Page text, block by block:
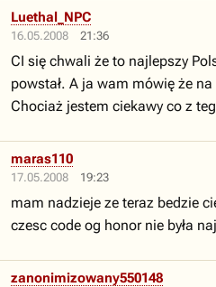
16.05.2008 21:36
Luethal_NPC
CI się chwali że to najlepszy
powstał. A ja wam mówię że
Chociaż jestem ciekawy co z
17.05.2008 19:23
maras110
mam nadzieje ze teraz bedzie
czesc code og honor nie była
zanonimizowany550148